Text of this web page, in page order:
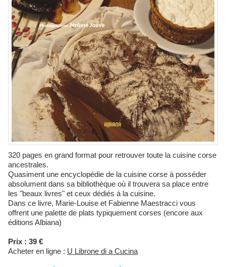
320 pages en grand format pour retrouver toute la cuisine corse
ancestrales.
Quasiment une encyclopédie de la cuisine corse à posséder
absolument dans sa bibliothèque où il trouvera sa place entre
les "beaux livres" et ceux dédiés à la cuisine.
Dans ce livre, Marie-Louise et Fabienne Maestracci vous
offrent une palette de plats typiquement corses (encore aux
éditions Albiana)
Prix : 39 €
Acheter en ligne : U Librone di a Cucina